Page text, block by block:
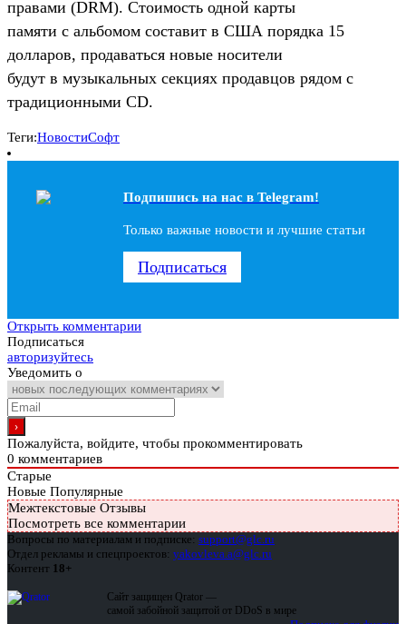
правами (DRM). Стоимость одной карты
памяти с альбомом составит в США порядка 15
долларов, продаваться новые носители
будут в музыкальных секциях продавцов рядом с
традиционными CD.
Теги:НовостиСофт
Подпишись на наc в Telegram!
Только важные новости и лучшие статьи
Подписаться
Открыть комментарии
Подписаться
авторизуйтесь
Уведомить о
Пожалуйста, войдите, чтобы прокомментировать
0 комментариев
Старые
Новые Популярные
Межтекстовые Отзывы
Посмотреть все комментарии
Вопросы по материалам и подписке: support@glc.ru
Отдел рекламы и спецпроектов: yakovleva.a@glc.ru
Контент 18+
Сайт защищен Qrator —
самой забойной защитой от DDoS в мире